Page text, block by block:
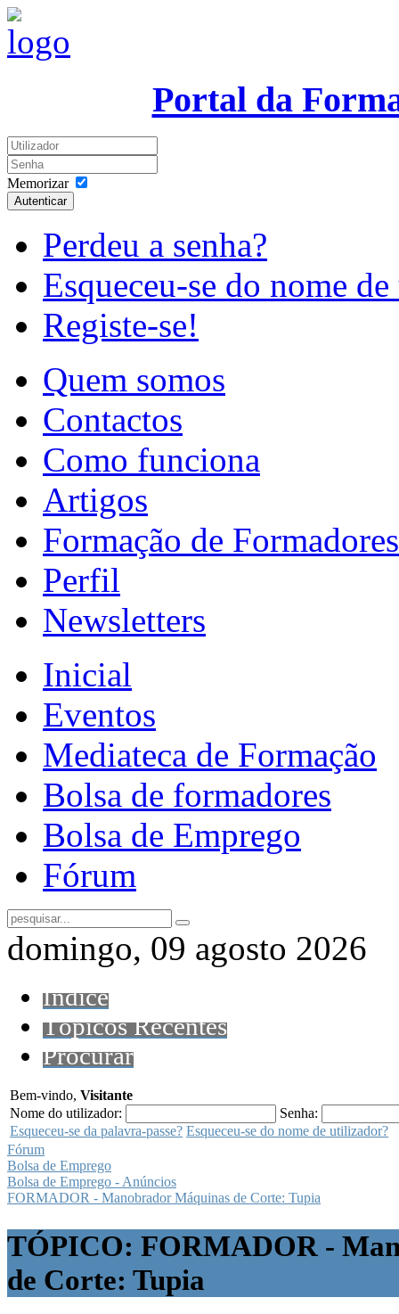
Portal da
Memorizar
Autenticar
Perdeu a senha?
Esqueceu-se do nome
Registe-se!
Quem somos
Contactos
Como funciona
Artigos
Formação de Formadores
Perfil
Newsletters
Inicial
Eventos
Mediateca de Formação
Bolsa de formadores
Bolsa de Emprego
Fórum
domingo, 09 agosto 2026
Índice
Tópicos Recentes
Procurar
Bem-vindo, Visitante
Nome do utilizador:
Senha:
Esqueceu-se da palavra-passe? Esqueceu-se do nome de utilizador?
Fórum
Bolsa de Emprego
Bolsa de Emprego - Anúncios
FORMADOR - Manobrador Máquinas de Corte: Tupia
TÓPICO: FORMADOR -
de Corte: Tupia